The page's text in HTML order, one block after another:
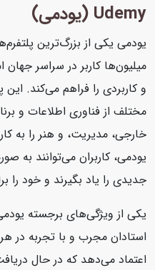
Udemy (یودمی)
یودمی یکی از بزرگ‌ترین
میلیون‌ها کاربر در سراسر
و کاربردی را فراهم می‌کند. این
مختلف از فناوری اطلاعات و
خارجی، مدیریت، و هنر را به
یودمی، کاربران می‌توانند به
جدیدی را یاد بگیرند و خود را
یکی از ویژگی‌های برجسته
استادان مجرب و با تجربه در هر
اعتماد می‌دهد که در حال